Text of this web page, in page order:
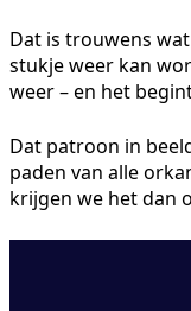
Dat is trouwens
stukje weer kan
weer – en het
Dat patroon in
paden van alle
krijgen we het dan